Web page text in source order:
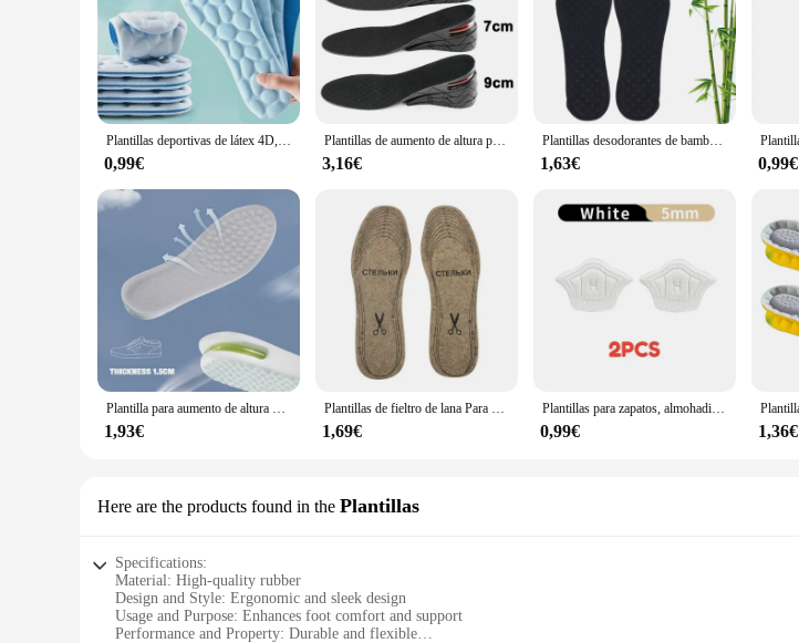
Plantillas deportivas de látex 4D, almohadillas suaves de alta elasticidad para zapatos, cesta transpirable para correr, suela de zapato, soporte para arco, inserciones ortopédicas Unisex
0,99€
Plantillas de aumento de altura para hombres y mujeres, kit de elevador de zapatos con cojín de aire, inserciones de 3-9cm de altura Variable
3,16€
Plantillas desodorantes de bambú para hombres y mujeres, almohadillas de malla transpirables para absorber el sudor, inserto deportivo, cojín ligero, 2-10 Uds.
1,63€ 0,99€
Plantilla para aumento de altura para pies, plantillas cómodas para fascitis Plantar, zapatos deportivos para hombres y mujeres, almohadillas para zapatos absorbentes de aire, 1 par
1,93€
Plantillas de fieltro de lana Para Zapatos hombres mujeres plantillas cálidas absorbentes de golpes zapatos almohadilla Inlegzolen Heren Plantillas Adhesivas Para Zapatos
1,69€
Plantillas para zapatos, almohadillas para el talón, parche para zapatos deportivos, tamaño ajustable, Protector para los pies, pegatina trasera, 10 unidades por juego
0,99€ 1,36€
Here are the products found in the Plantillas
Specifications:
Material: High-quality rubber
Design and Style: Ergonomic and sleek design
Usage and Purpose: Enhances foot comfort and support
Performance and Property: Durable and flexible